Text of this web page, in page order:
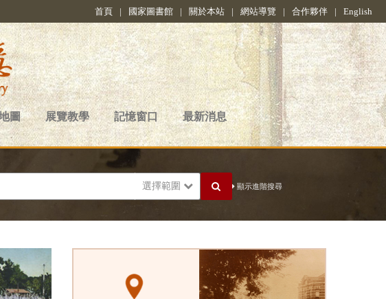
首頁 | 國家圖書館 | 關於本站 | 網站導覽 | 合作夥伴 | English
圖 展覽教學 記憶窗口 最新消息
選擇範圍 顯示進階搜尋